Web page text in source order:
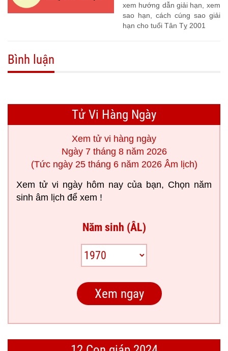
xem hướng dẫn giải hạn, xem
sao hạn, cách cúng sao giải
hạn cho tuổi Tân Tỵ 2001
Bình luận
Tử Vi Hàng Ngày
Xem tử vi hàng ngày
Ngày 7 tháng 8 năm 2026
(Tức ngày 25 tháng 6 năm 2026 Âm lịch)
Xem tử vi ngày hôm nay của bạn, Chọn năm
sinh âm lịch để xem !
Năm sinh (ÂL)